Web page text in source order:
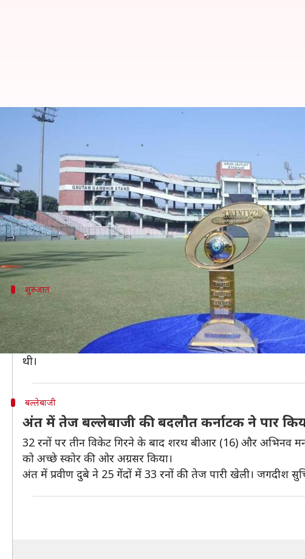
सैयद मुश्ताक अली ट्रॉफी: कर्नाटक को
Neeraj Pandey
क्या है खबर?
दिल्ली में खेले गएसैयद मुश्ताक अली ट्रॉफीके फाइनल में तमिलनाडु
कब्जा जमा लिया है।
पहले बल्लेबाजी करते हुए कर्नाटक ने अभिनव मनोहर (46) की
शुरुआत
पावरप्ले में ही कर्नाटक ने गंवा दिए थे तीन विकेट
पहले बल्लेबाजी करते हुए कर्नाटक ने पावरप्ले में ही दो विकेट गंवा
इसके बाद अनुभवी करुण नायर भी पांचवें ओवर में 18 रन बनाकर आउट
थी।
बल्लेबाजी
अंत में तेज बल्लेबाजी की बदलौत कर्नाटक ने पार
32 रनों पर तीन विकेट गिरने के बाद शरथ बीआर (16) और अभिनव
को अच्छे स्कोर की ओर अग्रसर किया।
अंत में प्रवीण दुबे ने 25 गेंदों में 33 रनों की तेज पारी खेली। जगदीश